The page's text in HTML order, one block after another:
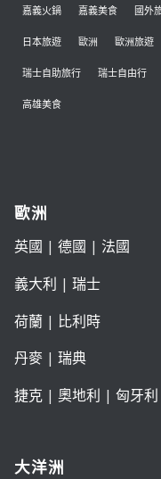
嘉義火鍋 嘉義美食 國外
日本旅遊 歐洲 歐洲旅遊
瑞士自助旅行 瑞士自由行
高雄美食
歐洲
英國 | 德國 | 法國
義大利 | 瑞士
荷蘭| 比利時
丹麥| 瑞典
捷克| 奧地利 | 匈牙利
大洋洲